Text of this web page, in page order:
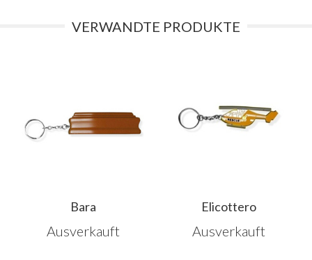
VERWANDTE PRODUKTE
Bara
Ausverkauft
Elicottero
Ausverkauft